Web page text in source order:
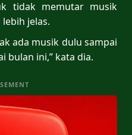
tidak memutar musik
jelas.
ada musik dulu sampai
bulan ini,” kata dia.